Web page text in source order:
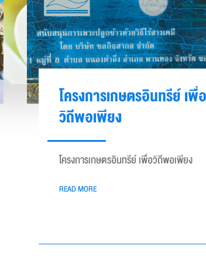
โครงการเกษตรอินทรีย์ เพื่อ
วิถีพอเพียง
โครงการเกษตรอินทรีย์ เพื่อวิถีพอเพียง
READ MORE